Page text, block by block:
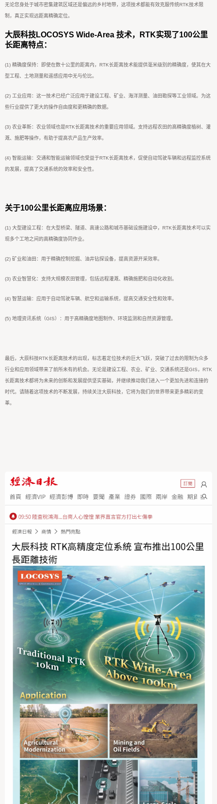
无论您身处于城市密集建筑区域还是偏远的乡村地带，这项技术都能有效克服传统RTK技术限
制，真正实现远距离精确定位。
大辰科技LOCOSYS Wide-Area 技术，RTK实现了100公里
长距离特点：
(1) 精确度保持：即使在数十公里的距离内，RTK长距离技术能提供毫米级别的精确度，使其在大
型工程、土地测量和遥感应用中无与伦比。
(2) 工业应用：这一技术已经广泛应用于建设工程、矿业、海洋测量、油田勘探等工业领域。为这
些行业提供了更大的操作自由度和更精确的数据。
(3) 农业革新：农业领域也是RTK长距离技术的重要应用领域。支持远程农田的高精确度植树、灌
溉、施肥等操作，有助于提高农产品生产效率。
(4) 智能运输：交通和智能运输领域也受益于RTK长距离技术，促使自动驾驶车辆和远程监控系统
的发展，提高了交通系统的效率和安全性。
关于100公里长距离应用场景：
(1) 大型建设工程：在大型桥梁、隧道、高速公路和城市基础设施建设中，RTK长距离技术可以实
现多个工地之间的高精确度协同作业。
(2) 矿业和油田：用于精确控制挖掘、油井钻探设备，提高资源开采效率。
(3) 农业智慧化：支持大规模农田管理，包括远程灌溉、精确施肥和自动化收割。
(4) 智慧运输：应用于自动驾驶车辆、航空和运输系统，提高交通安全性和效率。
(5) 地理资讯系统（GIS）：用于高精确度地图制作、环境监测和自然资源管理。
最后，大辰科技RTK长距离技术的出现，标志着定位技术的巨大飞跃，突破了过去的限制为众多
行业和应用领域带来了前所未有的机会。无论是建设工程、农业、矿业、交通系统还是GIS，RTK
长距离技术都将为未来的创新和发展提供坚实基础，并继续推动我们进入一个更加先进和连接的
时代。请随着这项技术的不断发展，持续关注大辰科技，它将为我们的世界带来更多精彩的变
革。